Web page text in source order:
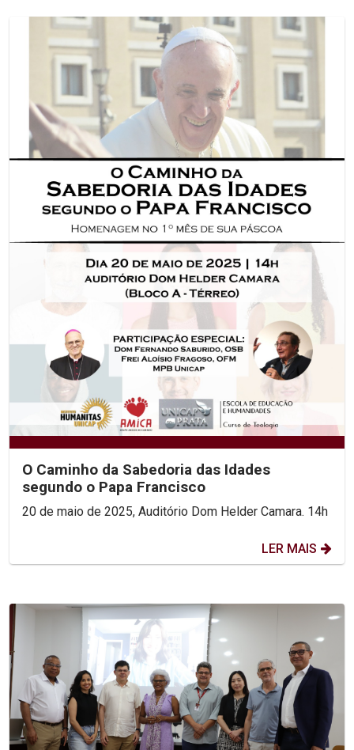
O Caminho da Sabedoria das Idades
segundo o Papa Francisco
20 de maio de 2025, Auditório Dom Helder Camara. 14h
LER MAIS